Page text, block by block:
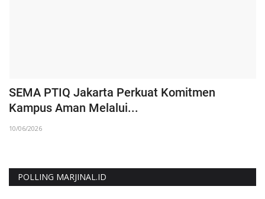
SEMA PTIQ Jakarta Perkuat Komitmen
Kampus Aman Melalui...
10/06/2026
POLLING MARJINAL.ID